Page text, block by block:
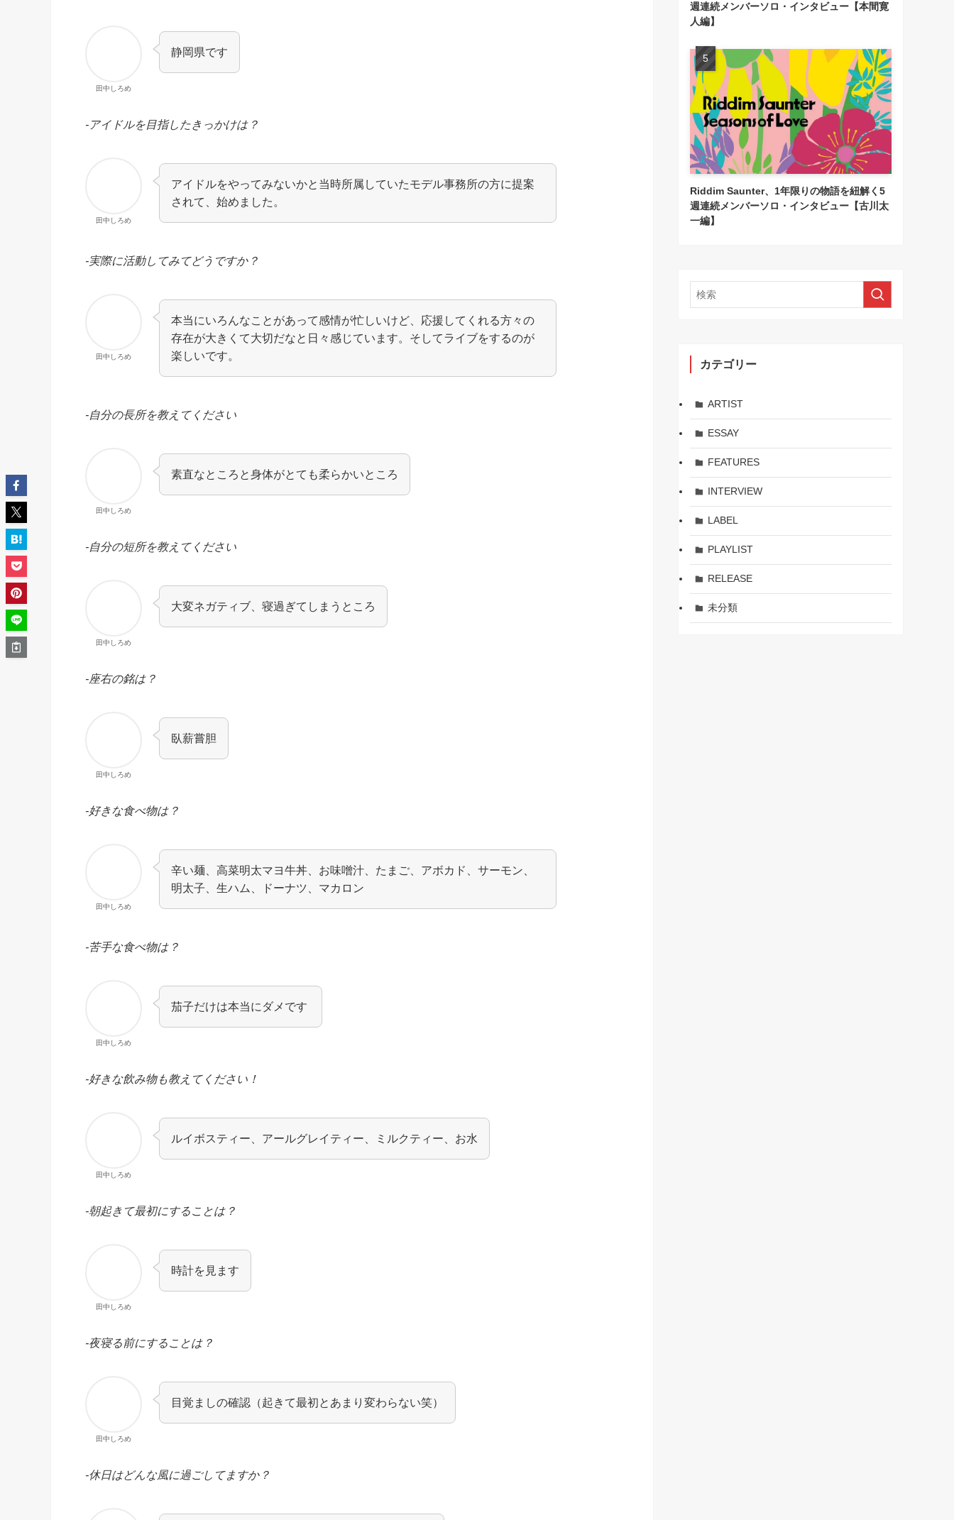
田中しろめ
静岡県です
-アイドルを目指したきっかけは？
田中しろめ
アイドルをやってみないかと当時所属していたモデル事務所の方に提案
されて、始めました。
-実際に活動してみてどうですか？
田中しろめ
本当にいろんなことがあって感情が忙しいけど、応援してくれる方々の
存在が大きくて大切だなと日々感じています。そしてライブをするのが
楽しいです。
-自分の長所を教えてください
田中しろめ
素直なところと身体がとても柔らかいところ
-自分の短所を教えてください
田中しろめ
大変ネガティブ、寝過ぎてしまうところ
-座右の銘は？
田中しろめ
臥薪嘗胆
-好きな食べ物は？
田中しろめ
辛い麺、高菜明太マヨ牛丼、お味噌汁、たまご、アボカド、サーモン、
明太子、生ハム、ドーナツ、マカロン
-苦手な食べ物は？
田中しろめ
茄子だけは本当にダメです
-好きな飲み物も教えてください！
田中しろめ
ルイボスティー、アールグレイティー、ミルクティー、お水
-朝起きて最初にすることは？
田中しろめ
時計を見ます
-夜寝る前にすることは？
田中しろめ
目覚ましの確認（起きて最初とあまり変わらない笑）
-休日はどんな風に過ごしてますか？
週連続メンバーソロ・インタビュー【本間寛
人編】
Riddim Saunter、1年限りの物語を紐解く5
週連続メンバーソロ・インタビュー【古川太
一編】
カテゴリー
ARTIST
ESSAY
FEATURES
INTERVIEW
LABEL
PLAYLIST
RELEASE
未分類